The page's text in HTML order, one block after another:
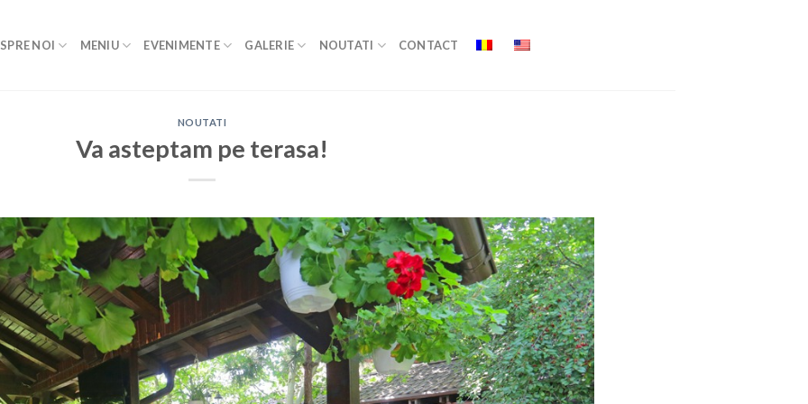
NOI MENIU EVENIMENTE GALERIE NOUTATI CONTACT
NOUTATI
Va asteptam pe terasa!